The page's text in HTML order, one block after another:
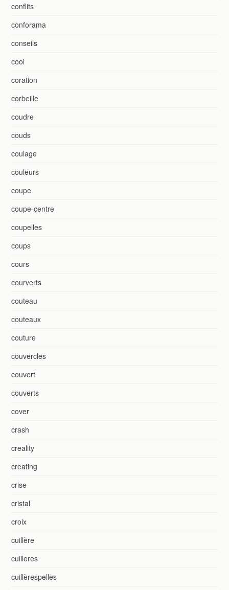
conflits
conforama
conseils
cool
coration
corbeille
coudre
couds
coulage
couleurs
coupe
coupe-centre
coupelles
coups
cours
courverts
couteau
couteaux
couture
couvercles
couvert
couverts
cover
crash
creality
creating
crise
cristal
croix
cuillère
cuilleres
cuillèrespelles